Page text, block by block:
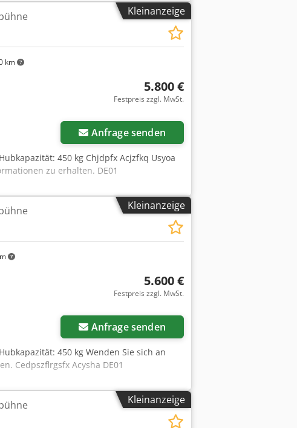
Kleinanzeige
km
5.800 €
Festpreis zzgl. MwSt.
Anfrage senden
450 kg Chjdpfx Acjzfkq Usyoa
zu erhalten. DE01
Kleinanzeige
5.600 €
Festpreis zzgl. MwSt.
Anfrage senden
450 kg Wenden Sie sich an
Cedpszflrgsfx Acysha DE01
Kleinanzeige